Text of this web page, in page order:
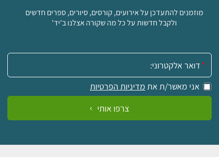
מוזמנים להתעדכן על אירועים, קורסים, סיורים, ספרים חדשים
ולקבל חדשות על כל מה שקורה אצלנו ב'יד'
אימייל:
אני מאשר/ת את מדיניות הפרטיות
צרפו אותי